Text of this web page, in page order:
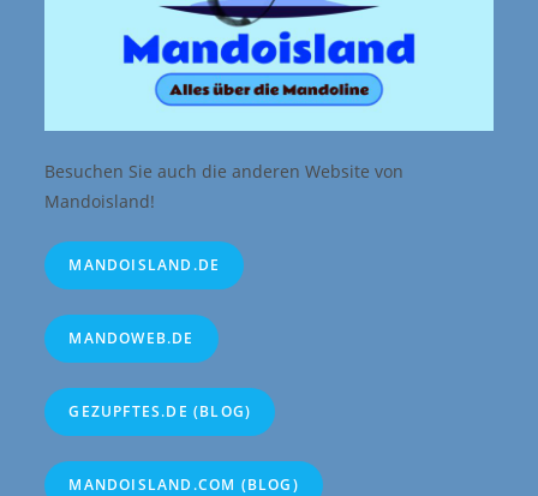
Besuchen Sie auch die anderen Website von
Mandoisland!
MANDOISLAND.DE
MANDOWEB.DE
GEZUPFTES.DE (BLOG)
MANDOISLAND.COM (BLOG)